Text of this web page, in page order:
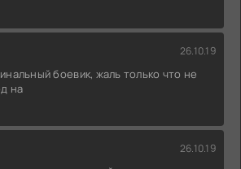
26.10.19
боевик, жаль только что не
на
26.10.19